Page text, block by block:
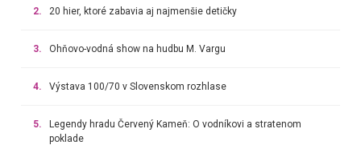
2. 20 hier, ktoré zabavia aj najmenšie detičky
3. Ohňovo-vodná show na hudbu M. Vargu
4. Výstava 100/70 v Slovenskom rozhlase
5.
Legendy hradu Červený Kameň: O vodníkovi a stratenom
poklade